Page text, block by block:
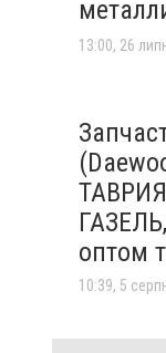
13:00, 26
оптом
10:39, 5